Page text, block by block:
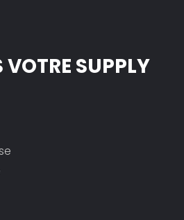
SUPPLY